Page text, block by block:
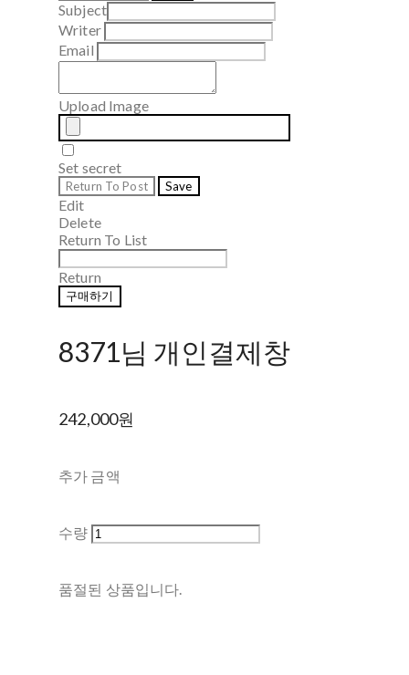
Subject
Writer
Email
Upload Image
Set secret
Return To Post Save
Edit
Delete
Return To List
Return
구매하기
8371님 개인결제창
242,000원
추가 금액
수량
품절된 상품입니다.